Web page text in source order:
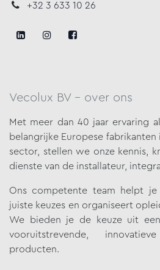
+32 3 633 10 26
Vecolux BV - over ons
Met meer dan 40 jaar ervaring
belangrijke Europese
sector, stellen we onzekennis,
dienste van de installateur,
Ons competente team helpt
juiste keuzes en organiseert
We bieden je de keuze uit
vooruitstrevende,
producten.